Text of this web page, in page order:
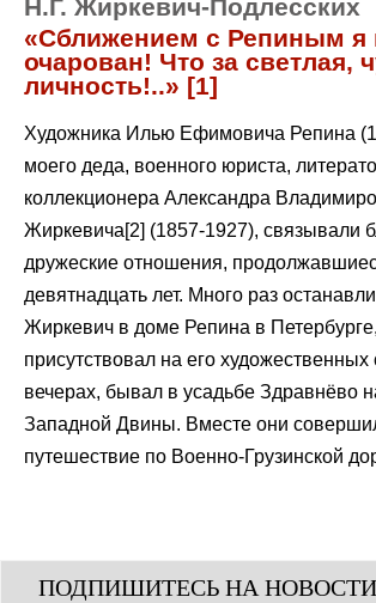
Н.Г. Жиркевич-Подлесских
«Сближением с Репиным я
очарован! Что за светлая,
личность!..» [1]
Художника Илью Ефимовича Репина
моего деда, военного юриста,
коллекционера Александра
Жиркевича[2] (1857-1927), связывали
дружеские отношения,
девятнадцать лет. Много раз
Жиркевич в доме Репина в Петербурге,
присутствовал на его художественных
вечерах, бывал в усадьбе Здравнёво
Западной Двины. Вместе они
путешествие по Военно-Грузинской
ПОДПИШИТЕСЬ НА